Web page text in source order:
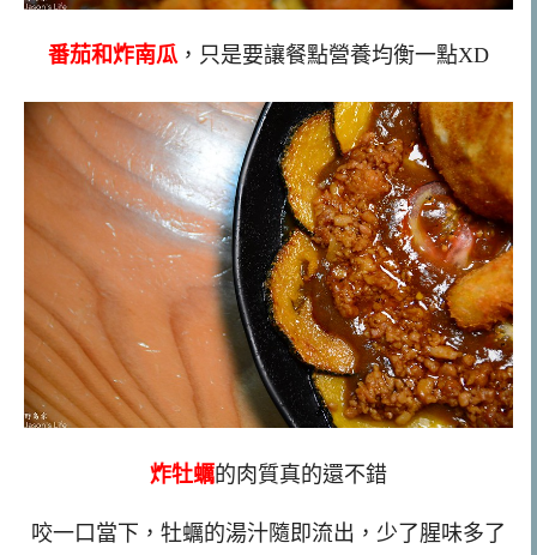
番茄和炸南瓜，只是要讓餐點營養均衡一點XD
炸牡蠣的肉質真的還不錯
咬一口當下，牡蠣的湯汁隨即流出，少了腥味多了